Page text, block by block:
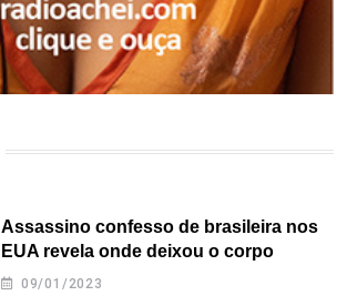
Assassino confesso de brasileira nos
EUA revela onde deixou o corpo
09/01/2023